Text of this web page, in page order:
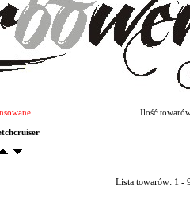
Ilość
Lista towarów: 1 -